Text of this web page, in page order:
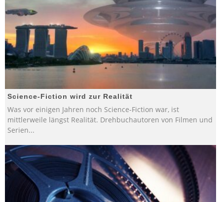
Science-Fiction wird zur Realität
Was vor einigen Jahren noch Science-Fiction war, ist
mittlerweile längst Realität. Drehbuchautoren von Filmen und
Serien...